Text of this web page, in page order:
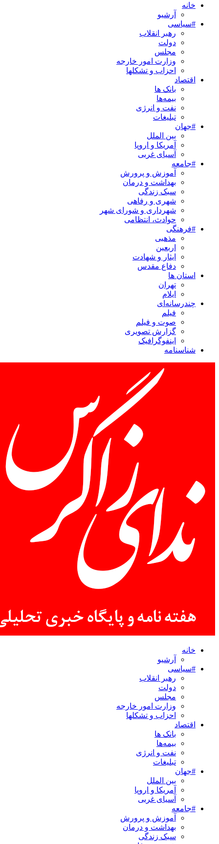
خانه
آرشیو
#سیاسی
رهبر انقلاب
دولت
مجلس
وزارت امور خارجه
احزاب و تشکلها
اقتصاد
بانک ها
بیمه‌ها
نفت و انرژی
تبلیغات
#جهان
بین الملل
آمریکا و اروپا
آسیای غربی
#جامعه
آموزش و پرورش
بهداشت و درمان
سبک زندگی
شهری و رفاهی
شهرداری و شورای شهر
حوادث، انتظامی
#فرهنگی
مذهبی
اربعین
ایثار و شهادت
دفاع مقدس
استان ها
تهران
ایلام
چندرسانه‌ای
فیلم
صوت و فیلم
گزارش تصویری
اینفوگرافیک
شناسنامه
خانه
آرشیو
#سیاسی
رهبر انقلاب
دولت
مجلس
وزارت امور خارجه
احزاب و تشکلها
اقتصاد
بانک ها
بیمه‌ها
نفت و انرژی
تبلیغات
#جهان
بین الملل
آمریکا و اروپا
آسیای غربی
#جامعه
آموزش و پرورش
بهداشت و درمان
سبک زندگی